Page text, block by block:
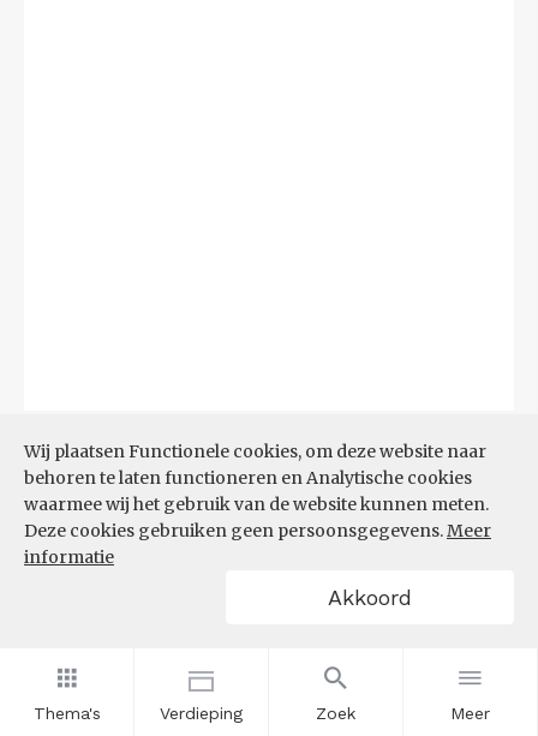
Thema's Verdieping Zoek Meer
Wij plaatsen Functionele cookies, om deze website naar
behoren te laten functioneren en Analytische cookies
waarmee wij het gebruik van de website kunnen meten.
Deze cookies gebruiken geen persoonsgegevens.Meer
informatie
Akkoord
TOP 10 REGIO'S MET KLEINSTE
AANDEEL TEKORT AAN
ARBEIDSKRACHTEN
Filters